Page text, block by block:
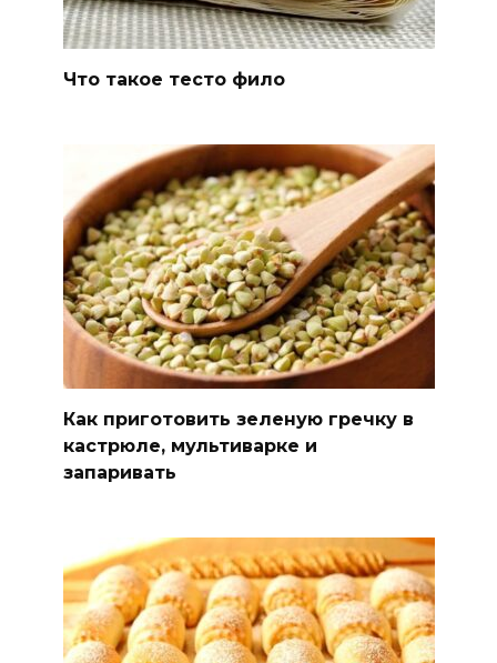
Что такое тесто фило
Как приготовить зеленую гречку в
кастрюле, мультиварке и
запаривать